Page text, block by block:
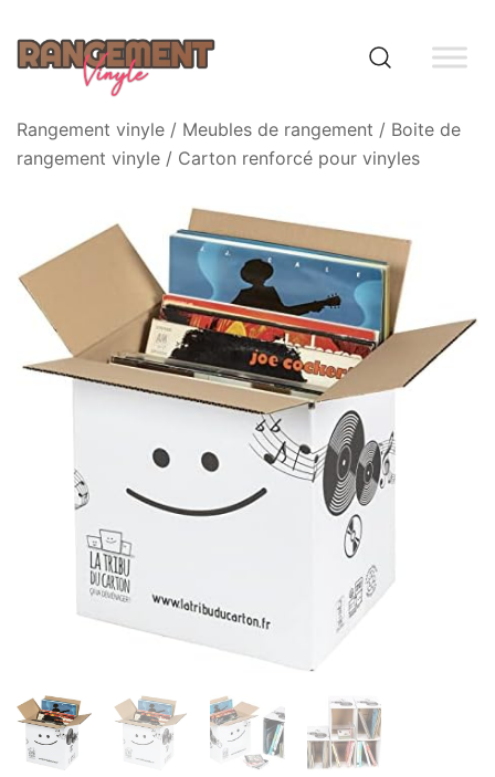
content
Rangement vinyle
Rangement vinyle / Meubles de rangement / Boite de
rangement vinyle / Carton renforcé pour vinyles